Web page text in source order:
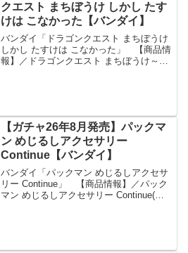
クエスト まちぼうけ しかし たす
けは こなかった【バンダイ】
バンダイ「ドラゴンクエスト まちぼうけ
しかし たすけは こなかった」 【商品情
報】／ドラゴンクエスト まちぼうけ～し
【ガチャ26年8月発売】パックマ
ン めじるしアクセサリー
Continue【バンダイ】
バンダイ「パックマン めじるしアクセサ
リー Continue」 【商品情報】／パック
マン めじるしアクセサリー Continue(税